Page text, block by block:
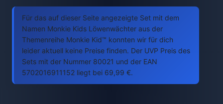
Für das auf dieser Seite angezeigte Set mit dem
Namen Monkie Kids Löwenwächter aus der
Themenreihe Monkie Kid™ konnten wir für dich
leider aktuell keine Preise finden. Der UVP Preis des
Sets mit der Nummer 80021 und der EAN
5702016911152 liegt bei 69,99 €.